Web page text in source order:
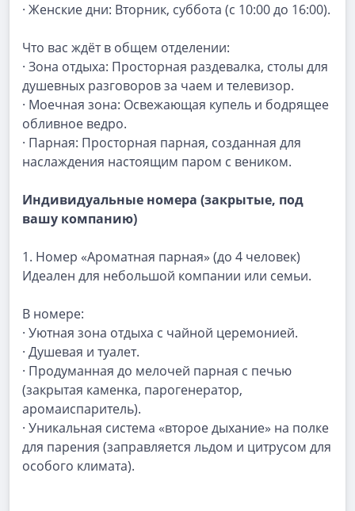
· Женские дни: Вторник, суббота (с 10:00 до 16:00).
Что вас ждёт в общем отделении:
· Зона отдыха: Просторная раздевалка, столы для
душевных разговоров за чаем и телевизор.
· Моечная зона: Освежающая купель и бодрящее
обливное ведро.
· Парная: Просторная парная, созданная для
наслаждения настоящим паром с веником.
Индивидуальные номера (закрытые, под
вашу компанию)
1. Номер «Ароматная парная» (до 4 человек)
Идеален для небольшой компании или семьи.
В номере:
· Уютная зона отдыха с чайной церемонией.
· Душевая и туалет.
· Продуманная до мелочей парная с печью
(закрытая каменка, парогенератор,
аромаиспаритель).
· Уникальная система «второе дыхание» на полке
для парения (заправляется льдом и цитрусом для
особого климата).